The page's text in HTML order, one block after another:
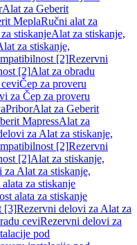
Alat za Geberit
MeplaRučni alat za
stiskanjeAlat za stiskanje,
za stiskanje,
[2]Rezervni
[2]Alat za obradu
Čep za proveru
za Čep za proveru
PriborAlat za Geberit
MapressAlat za
za Alat za stiskanje,
[2]Rezervni
[2]Alat za stiskanje,
Alat za stiskanje,
za stiskanje
alata za stiskanje
[3]Rezervni delovi za Alat za
ceviRezervni delovi za
pod